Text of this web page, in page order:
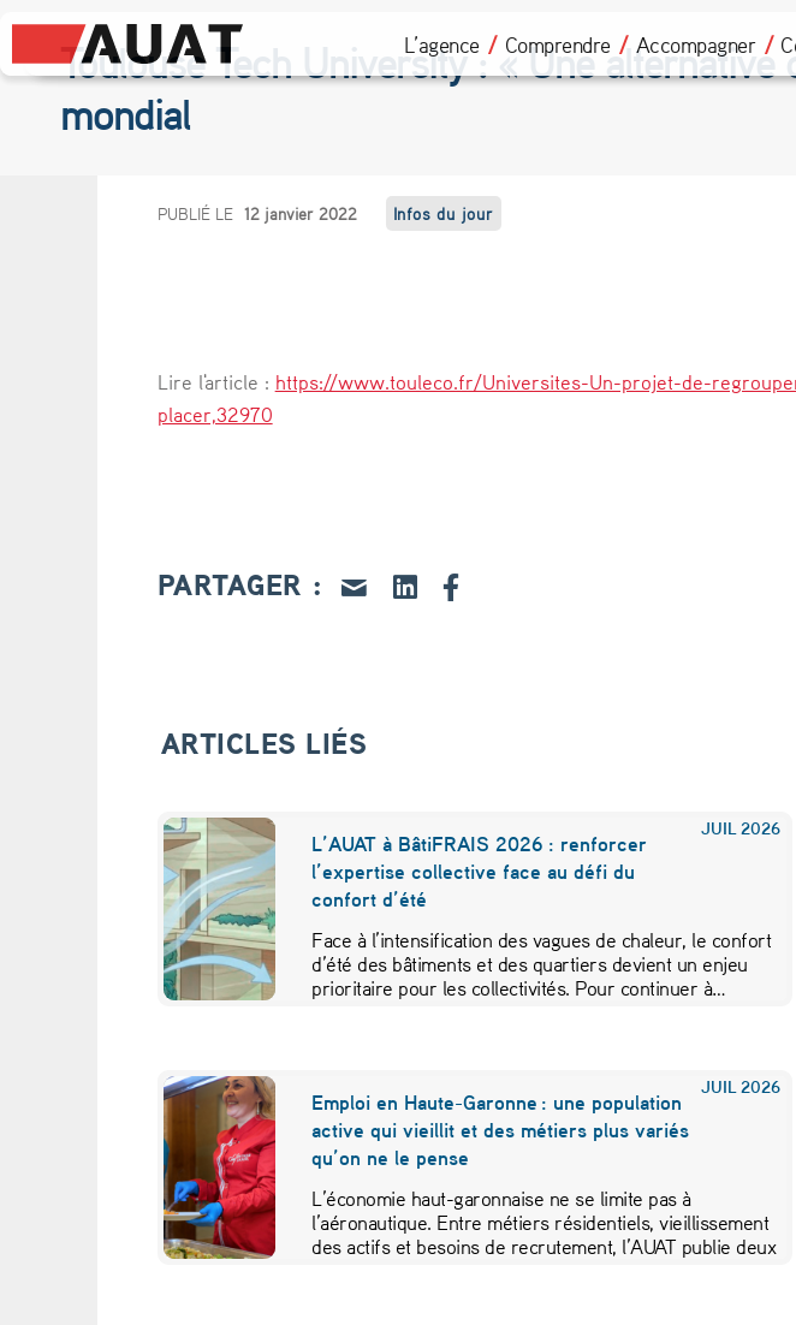
L’agence Comprendre Accompagner
Toulouse Tech University : « Une
mondial
T
l
o
e
c
U
n
i
v
r
s
i
t
PUBLIÉ LE 12 janvier 2022 Infos du jour
Lire l'article : https://www.touleco.fr/Universites-Un-projet-de-
placer,32970
PARTAGER :
ARTICLES LIÉS
JUIL 2026
L’AUAT à BâtiFRAIS 2026 : renforcer
l’expertise collective face au défi du
confort d’été
Face à l’intensification des vagues de chaleur, le confort
d’été des bâtiments et des quartiers devient un enjeu
prioritaire pour les collectivités. Pour continuer à…
JUIL 2026
Emploi en Haute-Garonne : une population
active qui vieillit et des métiers plus variés
qu’on ne le pense
L’économie haut-garonnaise ne se limite pas à
l’aéronautique. Entre métiers résidentiels, vieillissement
des actifs et besoins de recrutement, l’AUAT publie deux